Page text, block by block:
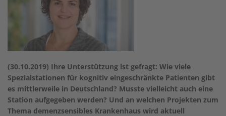
(30.10.2019) Ihre Unterstützung ist gefragt: Wie viele
Spezialstationen für kognitiv eingeschränkte Patienten gibt
es mittlerweile in Deutschland? Musste vielleicht auch eine
Station aufgegeben werden? Und an welchen Projekten zum
Thema demenzsensibles Krankenhaus wird aktuell